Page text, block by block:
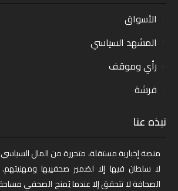
الأسواق
المشهد السياسي
رأي وموقف
فرشة
نبذه عنا
منصة إخبارية مستقلة، متحررة من المال
لا سلطان فيها إلا لضمير صحفييها
الصحافة لا تتحقق إلا عندما يُمنح الصحفي